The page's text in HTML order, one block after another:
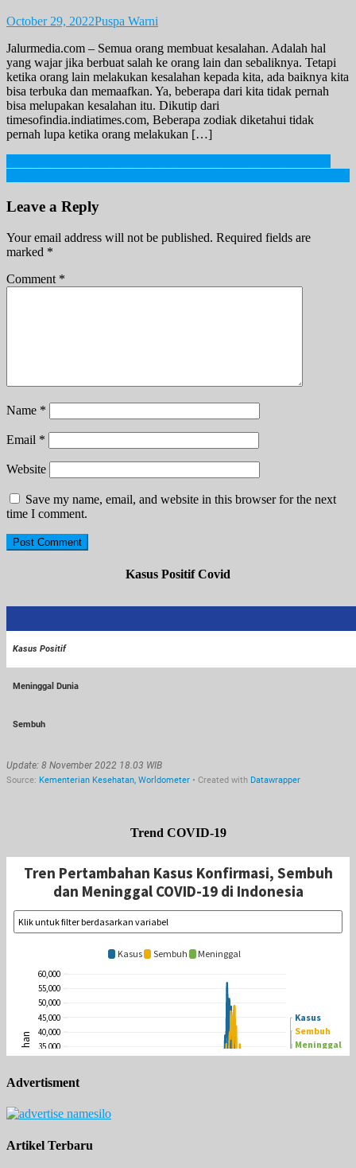
October 29, 2022Puspa Warni
Jalurmedia.com – Semua orang membuat kesalahan. Adalah hal
yang wajar jika berbuat salah ke orang lain dan sebaliknya. Tetapi
ketika orang lain melakukan kesalahan kepada kita, ada baiknya kita
bisa terbuka dan memaafkan. Ya, beberapa dari kita tidak pernah
bisa melupakan kesalahan itu. Dikutip dari
timesofindia.indiatimes.com, Beberapa zodiak diketahui tidak
pernah lupa ketika orang melakukan […]
Post
navigation
Leave a Reply
Your email address will not be published. Required fields are
marked *
Comment *
Name *
Email *
Website
Save my name, email, and website in this browser for the next
time I comment.
Kasus Positif Covid
Trend COVID-19
Advertisment
Artikel Terbaru